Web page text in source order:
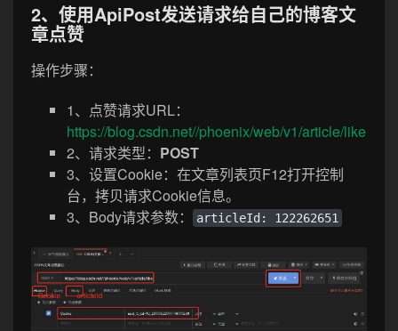
2、使用ApiPost发送请求给自己的博客文
章点赞
操作步骤：
1、点赞请求URL：
https://blog.csdn.net//phoenix/web/v1/article/like
2、请求类型： POST
3、设置Cookie：在文章列表页F12打开控制
台，拷贝请求Cookie信息。
3、Body请求参数：
articleId: 122262651